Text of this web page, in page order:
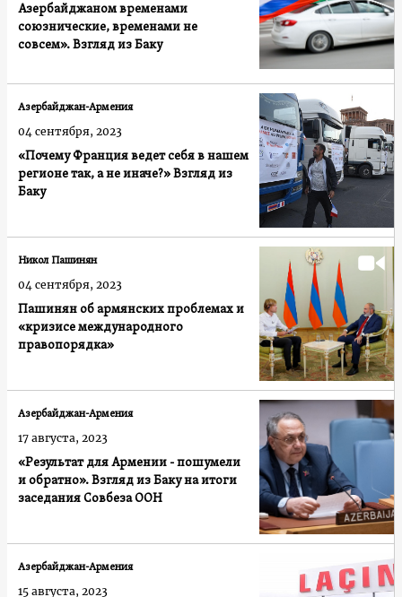
Азербайджаном временами
союзнические, временами не
совсем». Взгляд из Баку
«Почему Франция ведет себя в нашем
регионе так, а не иначе?» Взгляд из
Баку
Азербайджан-Армения
04 сентября, 2023
Пашинян об армянских проблемах и
«кризисе международного
правопорядка»
Никол Пашинян
04 сентября, 2023
«Результат для Армении - пошумели
и обратно». Взгляд из Баку на итоги
заседания Совбеза ООН
Азербайджан-Армения
17 августа, 2023
Азербайджан-Армения
15 августа, 2023